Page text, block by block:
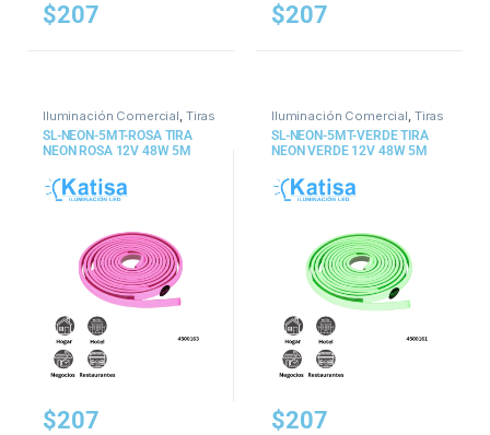
$207 $207
Iluminación Comercial Tiras
y Mangueras
SL-NEON-5MT-ROSA TIRA
NEON ROSA 12V 48W 5M
$207
Iluminación Comercial Tiras
y Mangueras
SL-NEON-5MT-VERDE TIRA
NEON VERDE 12V 48W 5M
$207